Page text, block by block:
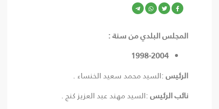
المجلس البلدي من سنة :
1998-2004
الرئيس :السيد محمد سعيد الخنساء .
نائب الرئيس :السيد مهند عبد العزيز كنج .